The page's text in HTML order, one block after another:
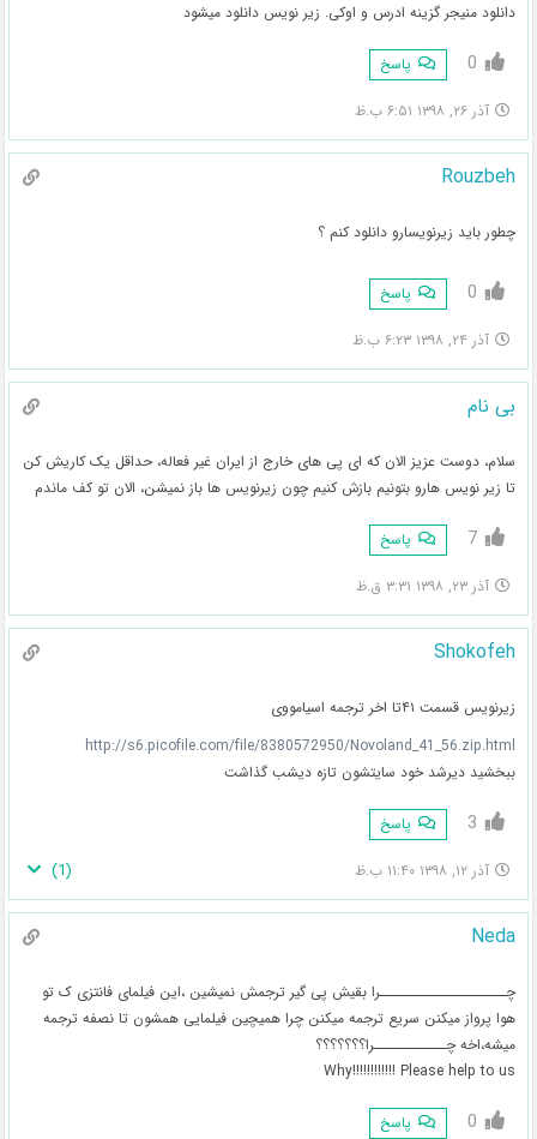
دانلود منیجر گزینه ادرس و اوکی. زیر نویس دانلود میشود
0 پاسخ
آذر ۲۶, ۱۳۹۸ ۶:۵۱ ب.ظ
Rouzbeh
چطور باید زیرنویسارو دانلود کنم ؟
0 پاسخ
آذر ۲۴, ۱۳۹۸ ۶:۲۳ ب.ظ
بی نام
سلام، دوست عزیز الان که ای پی های خارج از ایران غیر فعاله، حداقل یک کاریش کن
تا زیر نویس هارو بتونیم بازش کنیم چون زیرنویس ها باز نمیشن، الان تو کف ماندم
7 پاسخ
آذر ۲۳, ۱۳۹۸ ۳:۳۱ ق.ظ
Shokofeh
زیرنویس قسمت ۴۱تا اخر ترجمه اسیامووی
http://s6.picofile.com/file/8380572950/Novoland_41_56.zip.html
ببخشید دیرشد خود سایتشون تازه دیشب گذاشت
3 پاسخ
آذر ۱۲, ۱۳۹۸ ۱۱:۴۰ ب.ظ (
1
)
Neda
چـــــــــــــــــــــرا بقیش پی گیر ترجمش نمیشین ،این فیلمای فانتزی ک تو
هوا پرواز میکنن سریع ترجمه میکنن چرا همیچین فیلمایی همشون تا نصفه ترجمه
میشه،اخه چــــــــــــرا؟؟؟؟؟؟؟
Why!!!!!!!!!!!! Please help to us
0 پاسخ